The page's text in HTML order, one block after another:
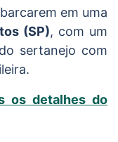
em uma
(SP), com um
sertanejo com
os detalhes do